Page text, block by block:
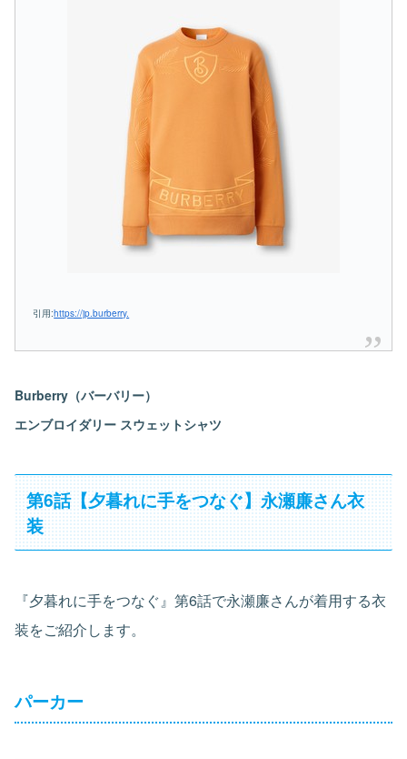
引用:https://jp.burberry.
Burberry（バーバリー）
エンブロイダリー スウェットシャツ
第6話【夕暮れに手をつなぐ】永瀬廉さん衣
装
『夕暮れに手をつなぐ』第6話で永瀬廉さんが着用する衣
装をご紹介します。
パーカー